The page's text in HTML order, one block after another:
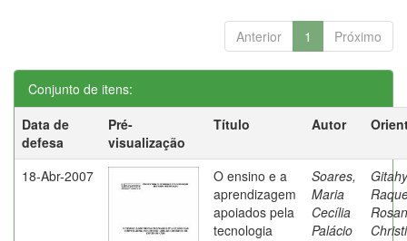
Anterior 1 Próximo
Conjunto de itens:
Data de
defesa
Pré-
visualização
Título Autor
18-Abr-2007
O ensino e a
aprendizagem
apoiados pela
tecnologia
Soares,
Maria
Cecília
Palácio
Rosan